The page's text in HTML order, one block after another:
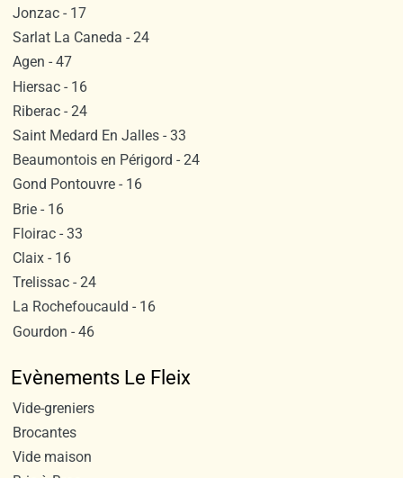
Jonzac - 17
Sarlat La Caneda - 24
Agen - 47
Hiersac - 16
Riberac - 24
Saint Medard En Jalles - 33
Beaumontois en Périgord - 24
Gond Pontouvre - 16
Brie - 16
Floirac - 33
Claix - 16
Trelissac - 24
La Rochefoucauld - 16
Gourdon - 46
Evènements Le Fleix
Vide-greniers
Brocantes
Vide maison